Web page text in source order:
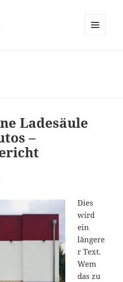
Ladesäule
–
Dies
wird
ein
längere
r Text.
Wem
das zu